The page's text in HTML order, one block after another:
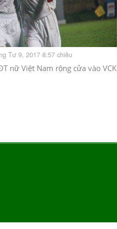
Tư 9, 2017 8:57 chiều
nữ Việt Nam rộng cửa vào VCK